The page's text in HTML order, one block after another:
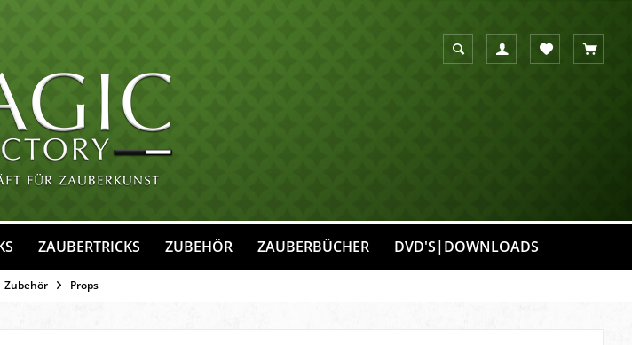
Suche anzeigen
ZAUBERTRICKS ZUBEHÖR ZAUBERBÜCHER DVD'S|DOWNLOADS
Zubehör Props